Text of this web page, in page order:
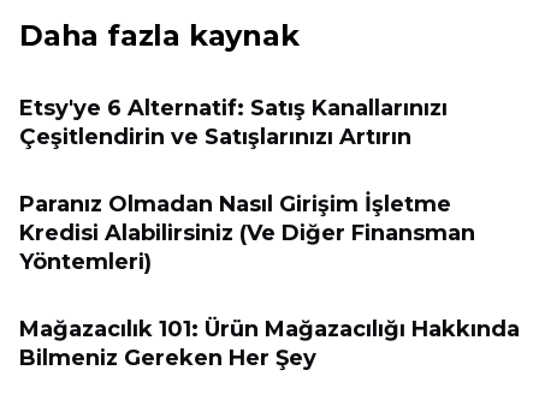
Daha fazla kaynak
Etsy'ye 6 Alternatif: Satış Kanallarınızı
Çeşitlendirin ve Satışlarınızı Artırın
Paranız Olmadan Nasıl Girişim İşletme
Kredisi Alabilirsiniz (Ve Diğer Finansman
Yöntemleri)
Mağazacılık 101: Ürün Mağazacılığı Hakkında
Bilmeniz Gereken Her Şey